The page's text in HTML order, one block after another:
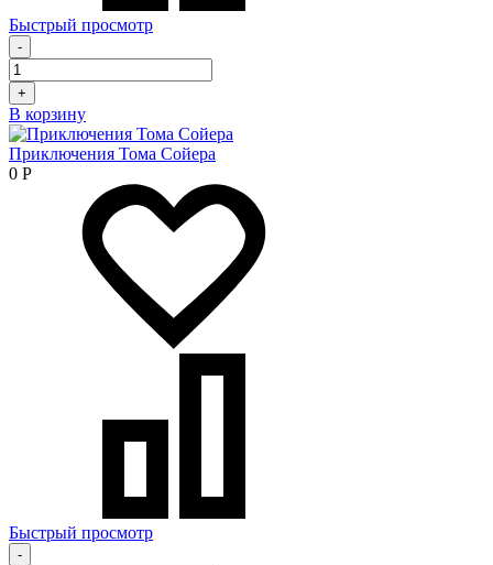
Быстрый просмотр
-
+
В корзину
Приключения Тома Сойера
0 Р
Быстрый просмотр
-